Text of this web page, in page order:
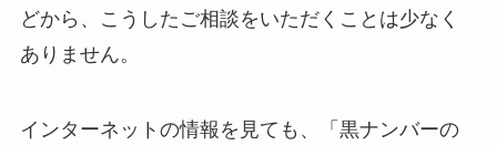
どから、こうしたご相談をいただくことは少なく
ありません。
インターネットの情報を見ても、「黒ナンバーの